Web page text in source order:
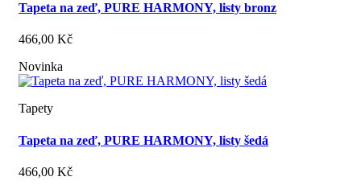
Tapeta na zeď, PURE HARMONY, listy bronz
466,00 Kč
Novinka
Tapety
Tapeta na zeď, PURE HARMONY, listy šedá
466,00 Kč